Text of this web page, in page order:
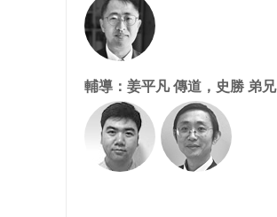
輔導：姜平凡 傳道，史勝 弟兄